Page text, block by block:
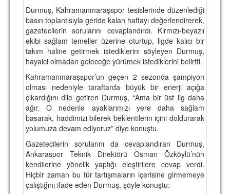
LİSANSLI ÜRÜNLER
MULTİMEDYA
FOTOĞRAF & VİDEOLAR
MARŞ & TEZAHÜRATLAR
KULÜP
AMBLEM
SPOR TESİSLERİ
YÖNETİM KURULU
PERSONEL
SPONSORLAR
Durmuş, Kahramanmaraşspor tesislerinde düzenlediği
basın toplantısıyla geride kalan haftayı değerlendirerek,
gazetecilerin sorularını cevaplandırdı. Kırmızı-beyazlı
ekibi sağlam temeller üzerine oturtup, ligde kalıcı bir
takım haline getirmek istediklerini söyleyen Durmuş,
hayalci olmadan geleceğe yürümek istediklerini belirtti.
Kahramanmaraşspor’un geçen 2 sezonda şampiyon
olması nedeniyle taraftarda büyük bir enerji açığa
çıkardığını dile getiren Durmuş, “Ama bir üst lig daha
ağır. O nedenle ayaklarımızı yere daha sağlam
basarak, haddimizi bilerek beklentilerin içini doldurarak
yolumuza devam ediyoruz” diye konuştu.
Gazetecilerin sorularını da cevaplandıran Durmuş,
Ankaraspor Teknik Direktörü Osman Özköylü’nün
kendilerine yönelik yaptığı eleştirilere cevap verdi.
Hiçbir zaman bu tür tartışmaların içerisine girmemeye
çalıştığını ifade eden Durmuş, şöyle konuştu: